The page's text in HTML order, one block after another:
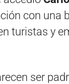
con una
turistas y
ser